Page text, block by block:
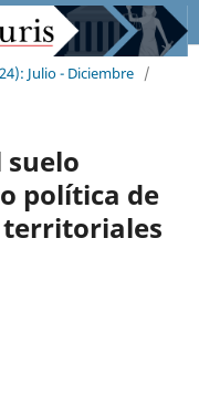
Julio - Diciembre /
suelo
política de
territoriales